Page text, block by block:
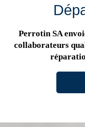
Perrotin SA
collaborateurs